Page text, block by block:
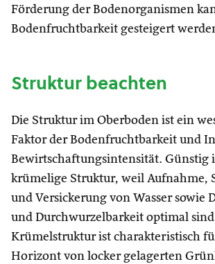
Förderung der Bodenorganismen
Bodenfruchtbarkeit gesteigert
Struktur beachten
Die Struktur im Oberboden ist ein
Faktor der Bodenfruchtbarkeit und
Bewirtschaftungsintensität. Günstig
krümelige Struktur, weil Aufnahme,
und Versickerung von Wasser sowie
und Durchwurzelbarkeit optimal
Krümelstruktur ist charakteristisch
Horizont von locker gelagerten